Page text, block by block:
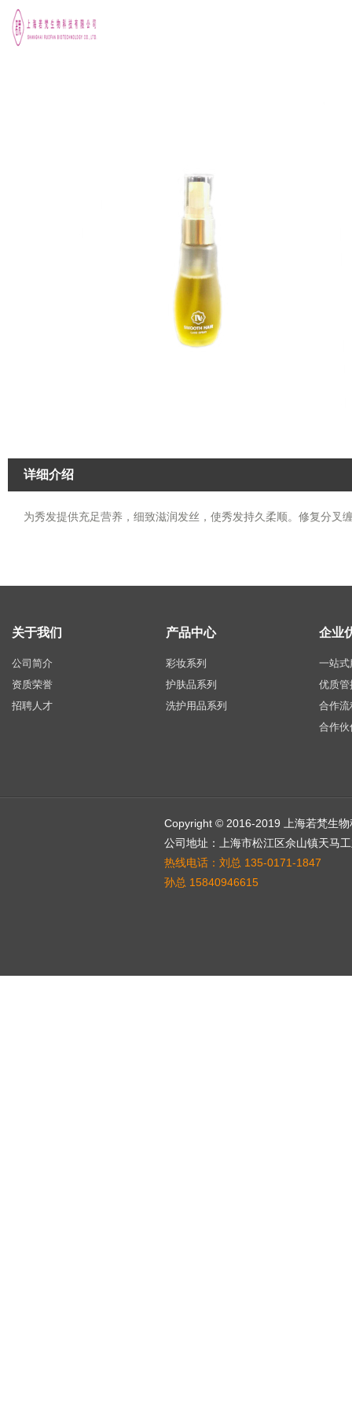
详细介绍
为秀发提供充足营养，细致滋润发丝，使秀发持久柔顺。修复分
关于我们
公司简介
资质荣誉
招聘人才
产品中心
彩妆系列
护肤品系列
洗护用品系列
企业
一站
优质管
合作流
合作伙
Copyright © 2016-2019 上海若梵生
公司地址：上海市松江区佘山镇天马
热线电话：刘总 135-0171-1847
孙总 15840946615